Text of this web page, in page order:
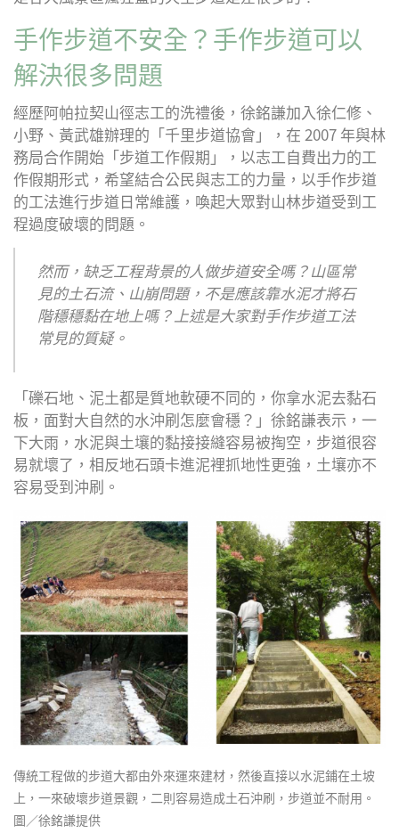
手作步道不安全？手作步道可以
解決很多問題
經歷阿帕拉契山徑志工的洗禮後，徐銘謙加入徐仁修、
小野、黃武雄辦理的「千里步道協會」，在 2007 年與林
務局合作開始「步道工作假期」，以志工自費出力的工
作假期形式，希望結合公民與志工的力量，以手作步道
的工法進行步道日常維護，喚起大眾對山林步道受到工
程過度破壞的問題。
然而，缺乏工程背景的人做步道安全嗎？山區常
見的土石流、山崩問題，不是應該靠水泥才將石
階穩穩黏在地上嗎？上述是大家對手作步道工法
常見的質疑。
「礫石地、泥土都是質地軟硬不同的，你拿水泥去黏石
板，面對大自然的水沖刷怎麼會穩？」徐銘謙表示，一
下大雨，水泥與土壤的黏接接縫容易被掏空，步道很容
易就壞了，相反地石頭卡進泥裡抓地性更強，土壤亦不
容易受到沖刷。
傳統工程做的步道大都由外來運來建材，然後直接以水泥鋪在土坡
上，一來破壞步道景觀，二則容易造成土石沖刷，步道並不耐用。
圖／徐銘謙提供